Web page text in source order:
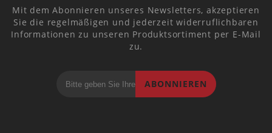
Mit dem Abonnieren unseres Newsletters, akzeptieren
Sie die regelmäßigen und jederzeit widerruflichbaren
Informationen zu unseren Produktsortiment per E-Mail
zu.
ABONNIEREN